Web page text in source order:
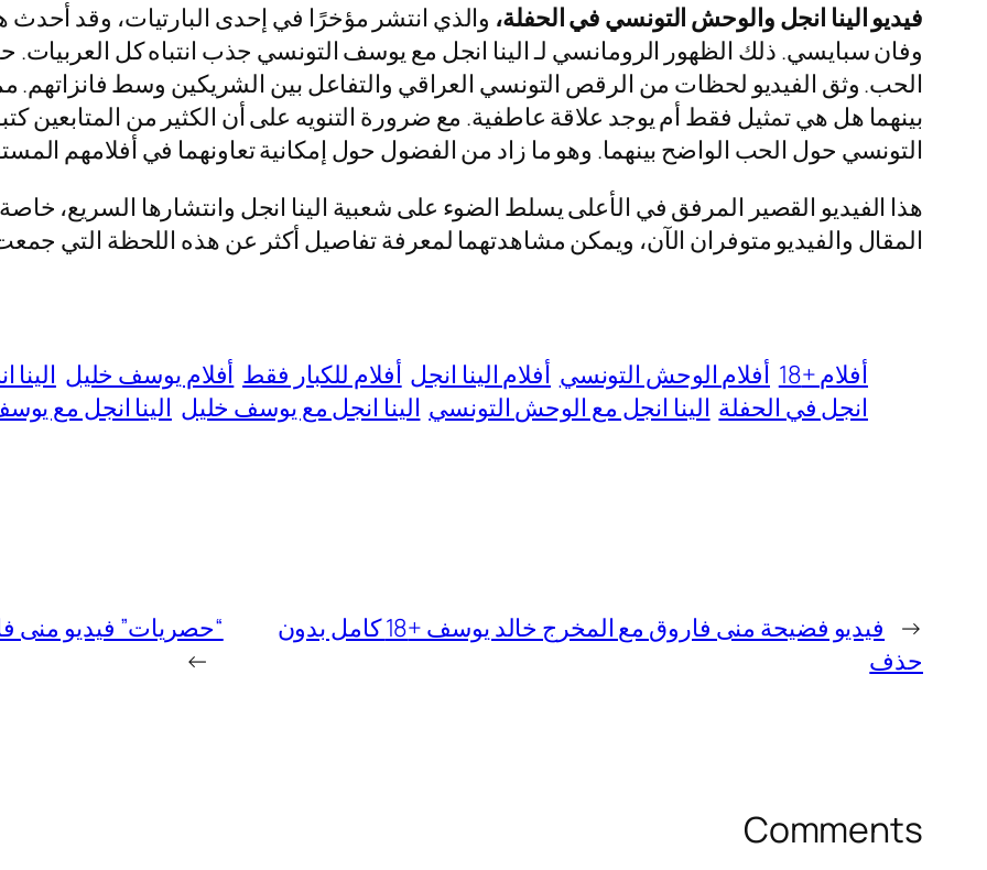
فيديو الينا انجل والوحش التونسي في الحفلة، والذي انتشر مؤخرًا في إحدى البارتيات، وقد
وفان سبايسي. ذلك الظهور الرومانسي لـ الينا انجل مع يوسف التونسي جذب انتباه كل العربيات.
الحب. وثق الفيديو لحظات من الرقص التونسي العراقي والتفاعل بين الشريكين وسط فانزاتهم.
بينهما هل هي تمثيل فقط أم يوجد علاقة عاطفية. مع ضرورة التنويه على أن الكثير من المتابعين
التونسي حول الحب الواضح بينهما. وهو ما زاد من الفضول حول إمكانية تعاونهما في أفلامهم
هذا الفيديو القصير المرفق في الأعلى يسلط الضوء على شعبية الينا انجل وانتشارها السريع،
المقال والفيديو متوفران الآن، ويمكن مشاهدتهما لمعرفة تفاصيل أكثر عن هذه اللحظة التي
أفلام +18 أفلام الوحش التونسي أفلام الينا انجل أفلام للكبار فقط أفلام يوسف خليل الينا
انجل في الحفلة الينا انجل مع الوحش التونسي الينا انجل مع يوسف خليل الينا انجل مع
←
فيديو فضيحة منى فاروق مع المخرج خالد يوسف +18 كامل بدون
حذف
“حصريات” فيديو منى فاروق
→
Comments